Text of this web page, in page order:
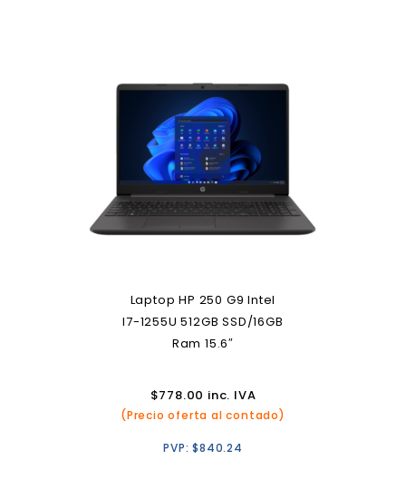
Laptop HP 250 G9 Intel
I7-1255U 512GB SSD/16GB
Ram 15.6″
$778.00 inc. IVA
(Precio oferta al contado)
PVP:$840.24